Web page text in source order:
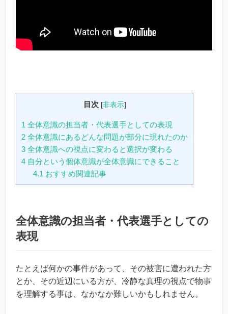
目次 [非表示]
1 全体意識の担当者・代表選手としての表現
2 全体意識にあるどんな問題が部分に現れたのか
3 全体意識への視点に変わると選択が変わる
4 自分という個体意識が全体意識にできること
4.1 おすすめ関連記事
全体意識の担当者・代表選手としての
表現
たとえば何かの事件があって、その被害に遭われた方
とか、その近辺にいる方が、冷静な真理の視点で物事
を理解する事は、なかなか難しいかもしれません。